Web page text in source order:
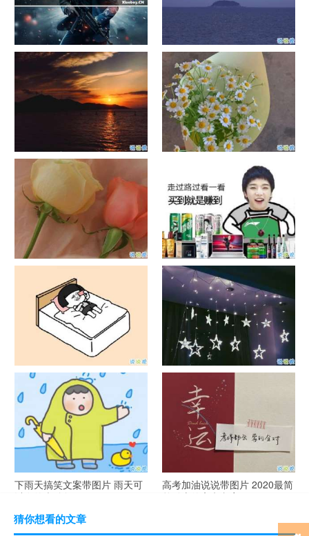
单目摄像头与双目摄像头
晚安励志语录带图片 晚安心语
励志鸡汤
日出文案温柔句子 看日出的微
信说说配图
晒风景照的唯美说说配图 适合
发风景的朋友圈文案
官宣恋爱的说说配图 官宣句子
抖音摆地摊文案 摆地摊的搞笑
说说带图片
谐音梗土味情话大全带图片 油
腻搞笑的土味情话
很酷的霸气句子带图片 最新霸
气说说高冷范
下雨天搞笑文案带图片 雨天可
以发的幽默句子
高考加油说说带图片 2020最简
单励志的高考文案
猜你想看的文章